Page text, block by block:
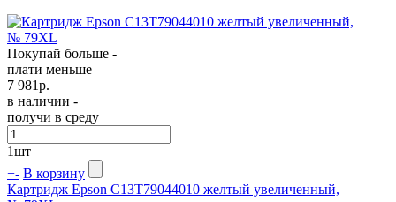
Покупай больше -
плати меньше
7 981р.
в наличии -
получи в среду
1шт
+- В корзину
Картридж Epson C13T79044010 желтый увеличенный,